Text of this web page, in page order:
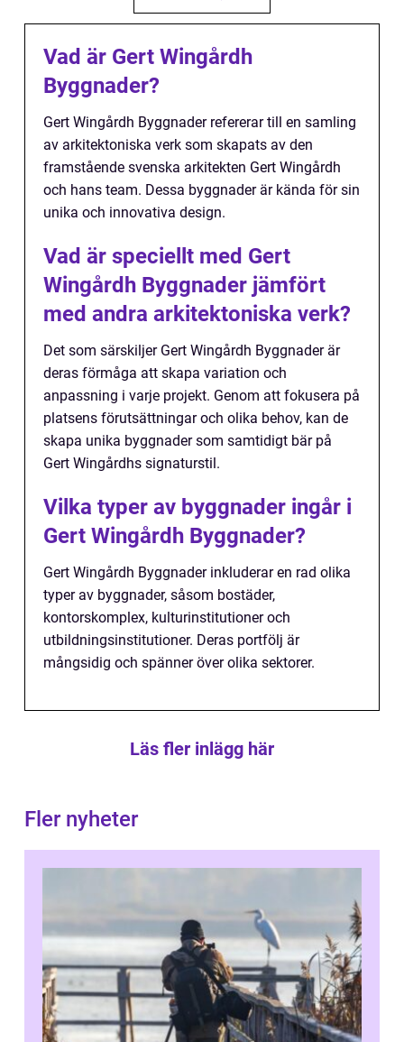
Vad är Gert Wingårdh
Byggnader?
Gert Wingårdh Byggnader refererar till en samling
av arkitektoniska verk som skapats av den
framstående svenska arkitekten Gert Wingårdh
och hans team. Dessa byggnader är kända för sin
unika och innovativa design.
Vad är speciellt med Gert
Wingårdh Byggnader jämfört
med andra arkitektoniska verk?
Det som särskiljer Gert Wingårdh Byggnader är
deras förmåga att skapa variation och
anpassning i varje projekt. Genom att fokusera på
platsens förutsättningar och olika behov, kan de
skapa unika byggnader som samtidigt bär på
Gert Wingårdhs signaturstil.
Vilka typer av byggnader ingår i
Gert Wingårdh Byggnader?
Gert Wingårdh Byggnader inkluderar en rad olika
typer av byggnader, såsom bostäder,
kontorskomplex, kulturinstitutioner och
utbildningsinstitutioner. Deras portfölj är
mångsidig och spänner över olika sektorer.
Läs fler inlägg här
Fler nyheter